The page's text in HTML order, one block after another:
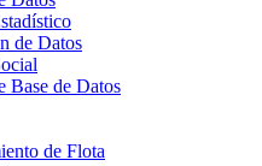
de Datos
Base de Datos
de Flota